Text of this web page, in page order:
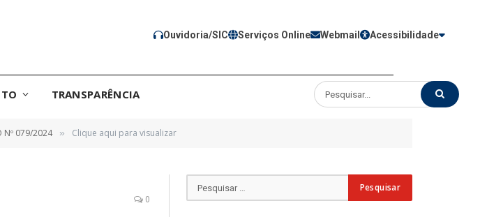
Ouvidoria/SIC Serviços Online Webmail Acessibilidade
TRANSPARÊNCIA
Nº 079/2024 » Clique aqui para visualizar
0